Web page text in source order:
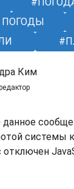
Ким
системы
отключен